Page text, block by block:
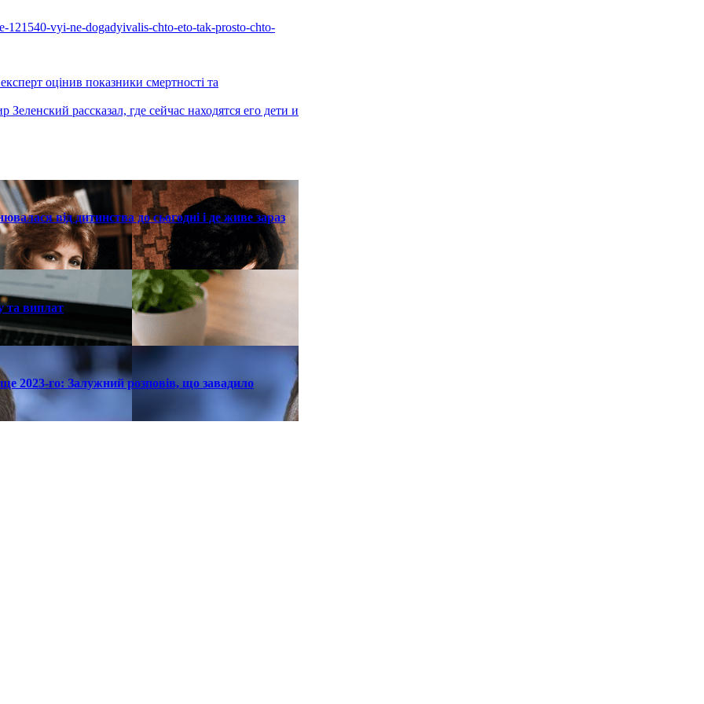
121540-vyi-ne-dogadyivalis-chto-eto-tak-prosto-chto-
оцінив показники смертності та
рассказал, где сейчас находятся его дети и
від дитинства до сьогодні і де живе зараз
та виплат
2023-го: Залужний розповів, що завадило